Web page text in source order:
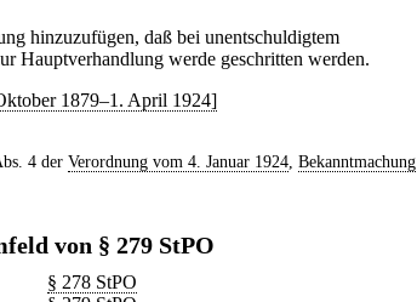
hinzuzufügen, daß bei unentschuldigtem
Hauptverhandlung werde geschritten werden.
1879–1. April 1924]
4 der Verordnung vom 4. Januar 1924, Bekanntmachung
von § 279 StPO
§ 278 StPO